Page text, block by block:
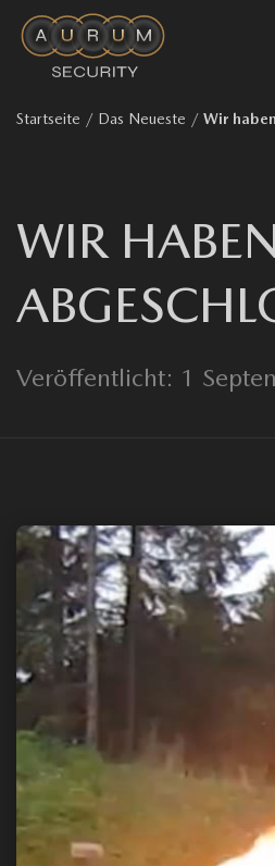
Startseite / Das Neueste / Wir
WIR
Veröffentlicht: 1